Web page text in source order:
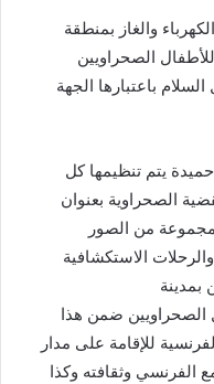
الكهرباء والغاز بمنطقة
للأطفال الصحراويين
السلام باعتبارها الجهة
حميدة يتم تنظيمها كل
الصحراوية بعنوان
من الصور
والرحلات الاستكشافية
بمدينة
الصحراويين ضمن هذا
للإقامة على مدار
الفرنسي وثقافته وكذا